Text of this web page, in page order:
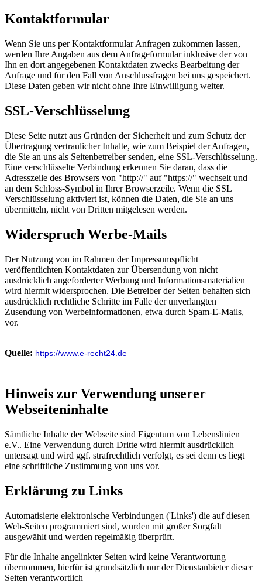
Kontaktformular
Wenn Sie uns per Kontaktformular Anfragen zukommen lassen,
werden Ihre Angaben aus dem Anfrageformular inklusive der von
Ihn en dort angegebenen Kontaktdaten zwecks Bearbeitung der
Anfrage und für den Fall von Anschlussfragen bei uns gespeichert.
Diese Daten geben wir nicht ohne Ihre Einwilligung weiter.
SSL-Verschlüsselung
Diese Seite nutzt aus Gründen der Sicherheit und zum Schutz der
Übertragung vertraulicher Inhalte, wie zum Beispiel der Anfragen,
die Sie an uns als Seitenbetreiber senden, eine SSL-Verschlüsselung.
Eine verschlüsselte Verbindung erkennen Sie daran, dass die
Adresszeile des Browsers von "http://" auf "https://" wechselt und
an dem Schloss-Symbol in Ihrer Browserzeile. Wenn die SSL
Verschlüsselung aktiviert ist, können die Daten, die Sie an uns
übermitteln, nicht von Dritten mitgelesen werden.
Widerspruch Werbe-Mails
Der Nutzung von im Rahmen der Impressumspflicht
veröffentlichten Kontaktdaten zur Übersendung von nicht
ausdrücklich angeforderter Werbung und Informationsmaterialien
wird hiermit widersprochen. Die Betreiber der Seiten behalten sich
ausdrücklich rechtliche Schritte im Falle der unverlangten
Zusendung von Werbeinformationen, etwa durch Spam-E-Mails,
vor.
Quelle: https://www.e-recht24.de
Hinweis zur Verwendung unserer
Webseiteninhalte
Sämtliche Inhalte der Webseite sind Eigentum von Lebenslinien
e.V.. Eine Verwendung durch Dritte wird hiermit ausdrücklich
untersagt und wird ggf. strafrechtlich verfolgt, es sei denn es liegt
eine schriftliche Zustimmung von uns vor.
Erklärung zu Links
Automatisierte elektronische Verbindungen ('Links') die auf diesen
Web-Seiten programmiert sind, wurden mit großer Sorgfalt
ausgewählt und werden regelmäßig überprüft.
Für die Inhalte angelinkter Seiten wird keine Verantwortung
übernommen, hierfür ist grundsätzlich nur der Dienstanbieter dieser
Seiten verantwortlich